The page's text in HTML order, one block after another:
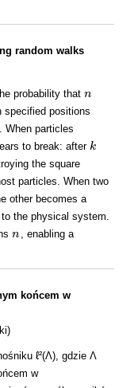
random walks
probability that n
n
specified positions
When particles
to break: after k
k
the square
particles. When two
other becomes a
the physical system.
n
n , enabling a
końcem w
ℓ²(Λ), gdzie Λ
w